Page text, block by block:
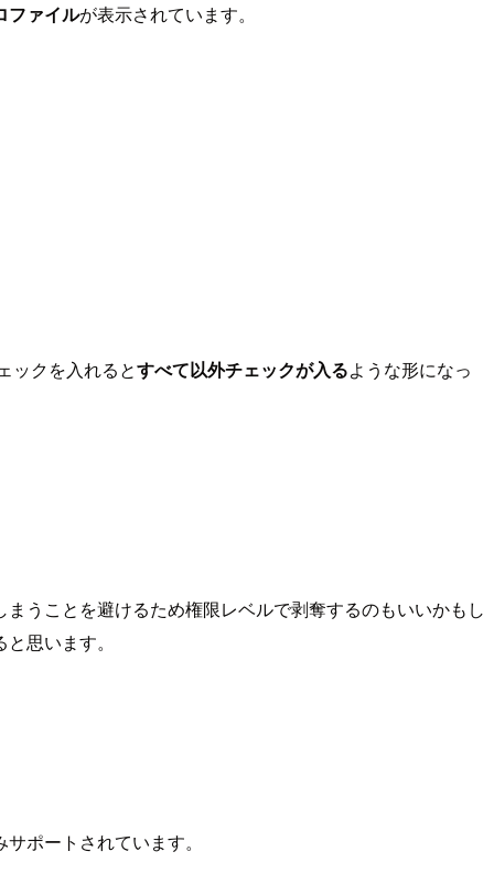
ファイルが表示されています。
ックを入れるとすべて以外チェックが入るような形になっ
うことを避けるため権限レベルで剥奪するのもいいかもし
思います。
ポートされています。